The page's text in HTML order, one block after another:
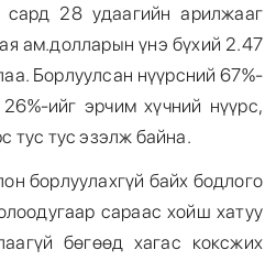
сард 28 удаагийн арилжааг
ам.долларын үнэ бүхий 2.47
Борлуулсан нүүрсний 67%-
ийг эрчим хүчний нүүрс,
тус тус эзэлж байна.
борлуулахгүй байх бодлого
сараас хойш хатуу
бөгөөд хагас коксжих